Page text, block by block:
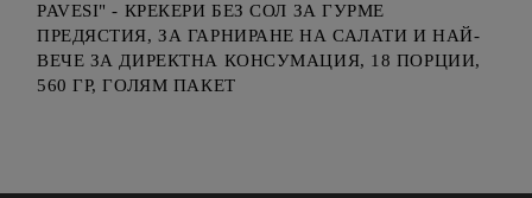
PAVESI" - КРЕКЕРИ БЕЗ СОЛ ЗА ГУРМЕ
ПРЕДЯСТИЯ, ЗА ГАРНИРАНЕ НА САЛАТИ И НАЙ-
ВЕЧЕ ЗА ДИРЕКТНА КОНСУМАЦИЯ, 18 ПОРЦИИ,
560 ГР, ГОЛЯМ ПАКЕТ